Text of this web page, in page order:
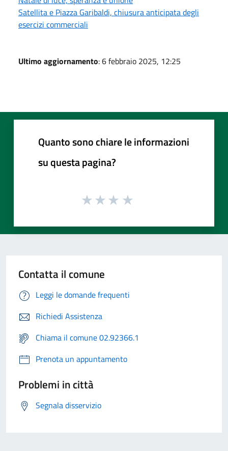
Satellita e Piazza Garibaldi, chiusura anticipata degli
esercizi commerciali
Ultimo aggiornamento: 6 febbraio 2025, 12:25
Quanto sono chiare le informazioni
su questa pagina?
Contatta il comune
Leggi le domande frequenti
Richiedi Assistenza
Chiama il comune 02.92366.1
Prenota un appuntamento
Problemi in città
Segnala disservizio